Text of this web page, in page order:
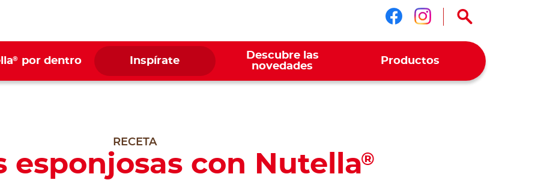
Síguenos en
Síguenos en
® por dentro Inspírate
Descubre las
novedades
Productos
RECETA
esponjosas con Nutella®